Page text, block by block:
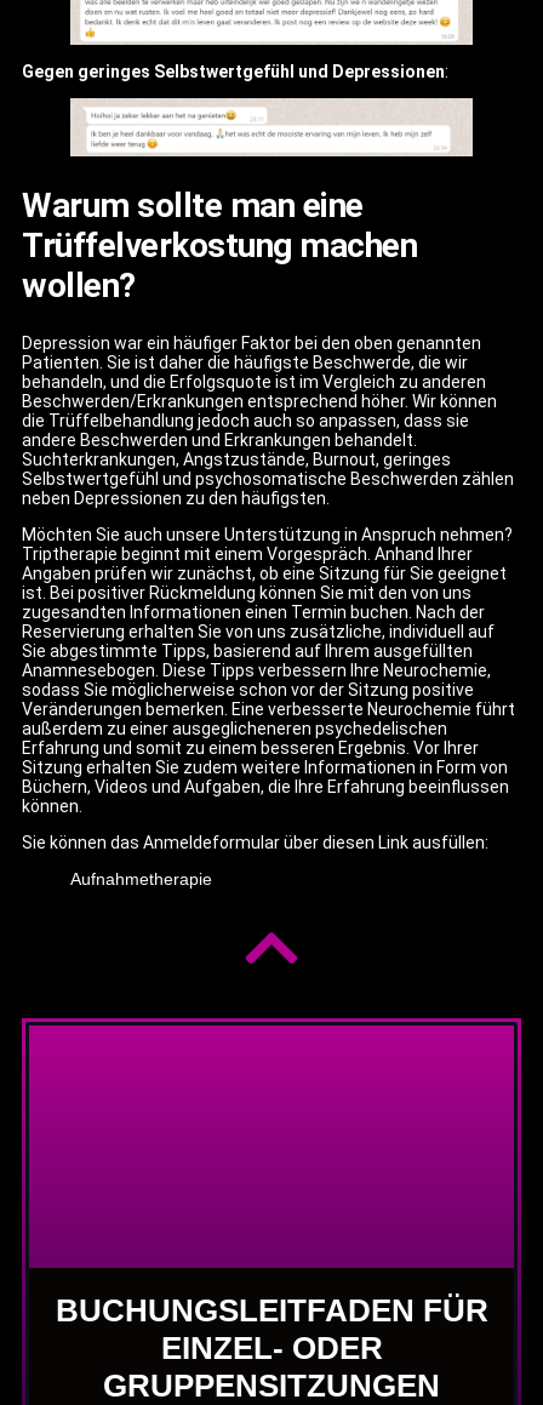
Gegen geringes Selbstwertgefühl und Depressionen:
Warum sollte man eine
Trüffelverkostung machen
wollen?
Depression war ein häufiger Faktor bei den oben genannten
Patienten. Sie ist daher die häufigste Beschwerde, die wir
behandeln, und die Erfolgsquote ist im Vergleich zu anderen
Beschwerden/Erkrankungen entsprechend höher. Wir können
die Trüffelbehandlung jedoch auch so anpassen, dass sie
andere Beschwerden und Erkrankungen behandelt.
Suchterkrankungen, Angstzustände, Burnout, geringes
Selbstwertgefühl und psychosomatische Beschwerden zählen
neben Depressionen zu den häufigsten.
Möchten Sie auch unsere Unterstützung in Anspruch nehmen?
Triptherapie beginnt mit einem Vorgespräch. Anhand Ihrer
Angaben prüfen wir zunächst, ob eine Sitzung für Sie geeignet
ist. Bei positiver Rückmeldung können Sie mit den von uns
zugesandten Informationen einen Termin buchen. Nach der
Reservierung erhalten Sie von uns zusätzliche, individuell auf
Sie abgestimmte Tipps, basierend auf Ihrem ausgefüllten
Anamnesebogen. Diese Tipps verbessern Ihre Neurochemie,
sodass Sie möglicherweise schon vor der Sitzung positive
Veränderungen bemerken. Eine verbesserte Neurochemie führt
außerdem zu einer ausgeglicheneren psychedelischen
Erfahrung und somit zu einem besseren Ergebnis. Vor Ihrer
Sitzung erhalten Sie zudem weitere Informationen in Form von
Büchern, Videos und Aufgaben, die Ihre Erfahrung beeinflussen
können.
Sie können das Anmeldeformular über diesen Link ausfüllen:
Aufnahmetherapie
BUCHUNGSLEITFADEN FÜR
EINZEL- ODER
GRUPPENSITZUNGEN